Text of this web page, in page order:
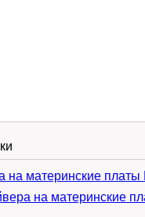
на материнские платы
на материнские